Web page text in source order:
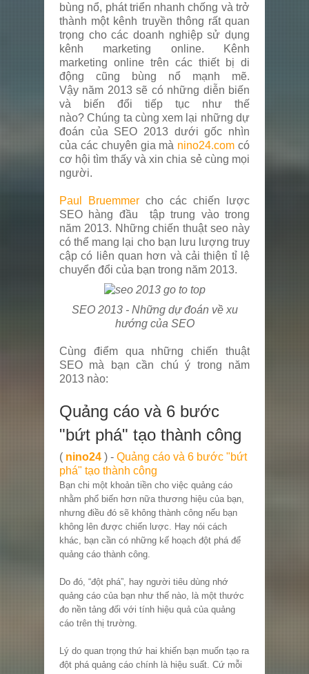
bùng nổ, phát triển nhanh chống và trở
thành một kênh truyền thông rất quan
trọng cho các doanh nghiệp sử dụng
kênh marketing online. Kênh
marketing online trên các thiết bị di
động cũng bùng nổ mạnh mẽ.
Vậy năm 2013 sẽ có những diễn biến
và biến đổi tiếp tục như thế
nào? Chúng ta cùng xem lại những dự
đoán của SEO 2013 dưới gốc nhìn
của các chuyên gia mà nino24.com có
cơ hội tìm thấy và xin chia sẻ cùng mọi
người.
Paul Bruemmer cho các chiến lược
SEO hàng đầu tập trung vào trong
năm 2013. Những chiến thuật seo này
có thể mang lại cho bạn lưu lượng truy
cập có liên quan hơn và cải thiện tỉ lệ
chuyển đổi của bạn trong năm 2013.
SEO 2013 - Những dự đoán về xu
hướng của SEO
Cùng điểm qua những chiến thuật
SEO mà bạn cần chú ý trong năm
2013 nào:
Quảng cáo và 6 bước
"bứt phá" tạo thành công
( nino24 ) - Quảng cáo và 6 bước "bứt
phá" tạo thành công
Bạn chi một khoản tiền cho việc quảng cáo
nhằm phổ biến hơn nữa thương hiệu của bạn,
nhưng điều đó sẽ không thành công nếu bạn
không lên được chiến lược. Hay nói cách
khác, bạn cần có những kế hoạch đột phá để
quảng cáo thành công.
Do đó, “đột phá”, hay người tiêu dùng nhớ
quảng cáo của bạn như thế nào, là một thước
đo nền tảng đối với tính hiệu quả của quảng
cáo trên thị trường.
Lý do quan trọng thứ hai khiến bạn muốn tạo ra
đột phá quảng cáo chính là hiệu suất. Cứ mỗi